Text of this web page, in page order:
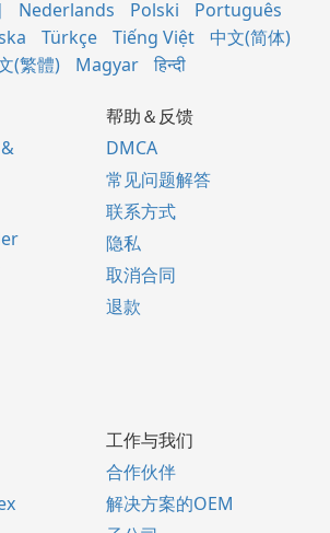
Nederlands Polski
Português
Türkçe Tiếng Việt
中文(简体)
(繁體)
Magyar हिन्दी
帮助＆反馈
DMCA
常见问题解答
联系方式
隐私
取消合同
退款
工作与我们
合作伙伴
解决方案的OEM